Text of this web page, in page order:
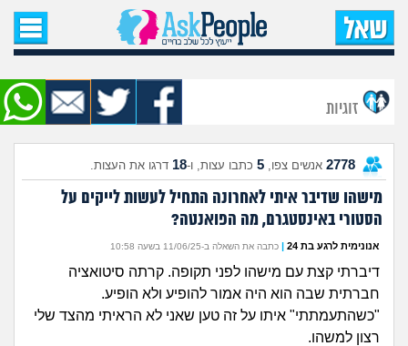
עמוד הבית
שאל שאלה
שאלות חדשות
שאלות שעוררו עניין
עצות חדשות
מה קורה כאן?
מתחם הטיפים
זוגיות
2778 אנשים צפו, 5 כתבו עצות, ו-18 דרגו את העצות.
מישהו שדיבר איתי לאחרונה התחיל לעשות לייקים על
הסטורי באינסטגרם, מה הפואנטה?
אנונימית לרגע בת 24 | כתבה את השאלה ב-11/06/25 בשעה 10:58
דיברתי קצת עם מישהו לפני תקופה. קרתה סיטואציה
חברתית שבה הוא היה אמור להופיע ולא הופיע.
"כשהתעמתתי" איתו על זה טען שאני לא הראיתי מהצד שלי
רצון למשהו.